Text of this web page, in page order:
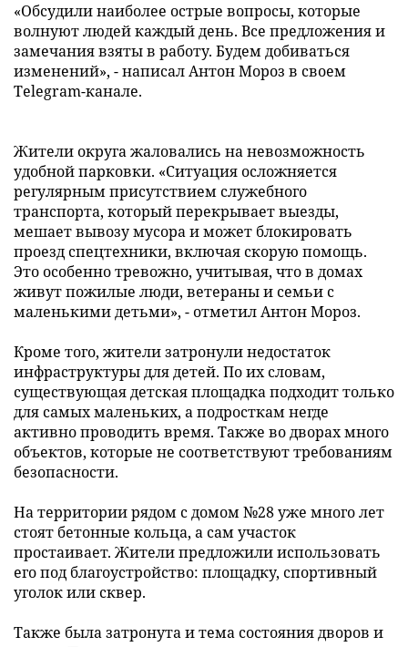
«Обсудили наиболее острые вопросы, которые
волнуют людей каждый день. Все предложения и
замечания взяты в работу. Будем добиваться
изменений», - написал Антон Мороз в своем
Telegram-канале.
Жители округа жаловались на невозможность
удобной парковки. «Ситуация осложняется
регулярным присутствием служебного
транспорта, который перекрывает выезды,
мешает вывозу мусора и может блокировать
проезд спецтехники, включая скорую помощь.
Это особенно тревожно, учитывая, что в домах
живут пожилые люди, ветераны и семьи с
маленькими детьми», - отметил Антон Мороз.
Кроме того, жители затронули недостаток
инфраструктуры для детей. По их словам,
существующая детская площадка подходит только
для самых маленьких, а подросткам негде
активно проводить время. Также во дворах много
объектов, которые не соответствуют требованиям
безопасности.
На территории рядом с домом №28 уже много лет
стоят бетонные кольца, а сам участок
простаивает. Жители предложили использовать
его под благоустройство: площадку, спортивный
уголок или сквер.
Также была затронута и тема состояния дворов и